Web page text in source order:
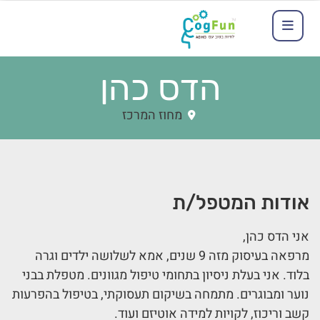
הדס כהן
מחוז המרכז
אודות המטפל/ת
אני הדס כהן,
מרפאה בעיסוק מזה 9 שנים, אמא לשלושה ילדים וגרה
בלוד. אני בעלת ניסיון בתחומי טיפול מגוונים. מטפלת בבני
נוער ומבוגרים. מתמחה בשיקום תעסוקתי, בטיפול בהפרעות
קשב וריכוז, לקויות למידה אוטיזם ועוד.